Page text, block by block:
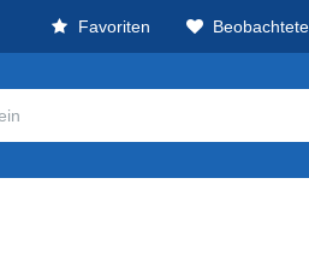
Favoriten